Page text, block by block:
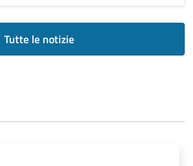
Tutte le notizie